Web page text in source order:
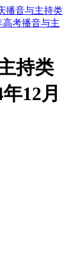
播音与主持类
高考播音与主
持类
12月